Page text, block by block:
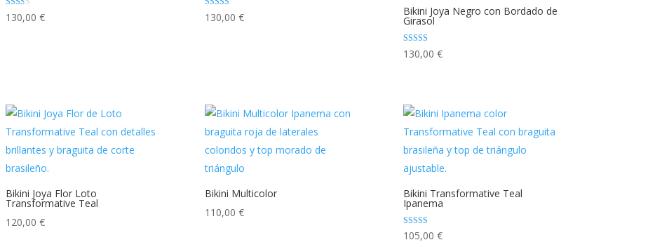
Valo
rado
130,00 €
Valorado con
5.00
130,00 € Bikini Joya Negro con Bordado de
Girasol
Valorado con
5.00
130,00€
Bikini Joya Flor Loto
Transformative Teal
120,00 €
Bikini Multicolor
110,00 €
Bikini Transformative Teal
Ipanema
Valorado con
5.00
105,00€